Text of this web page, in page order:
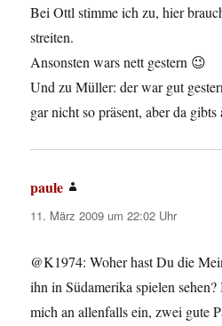
Bei Ottl stimme ich zu, hier
streiten.
Ansonsten wars nett gestern 😉
Und zu Müller: der war gut
gar nicht so präsent, aber da
paule
11. März 2009 um 22:02 Uhr
@K1974: Woher hast Du die
ihn in Südamerika spielen
mich an allenfalls ein, zwei gute